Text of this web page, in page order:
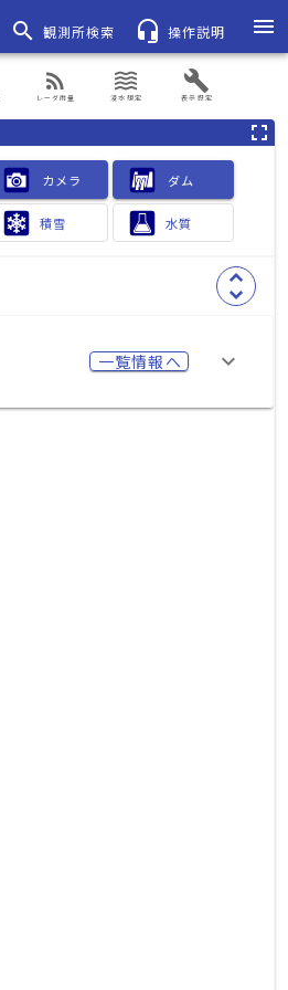
search 観測所検索 headset_mic 操作説明
menu
レーダ雨量
rss_feed
浸水想定
waves
表示設定
build
fullscreen
カメラ ダム
積雪 水質
unfold_more
一覧情報へ keyboard_arrow_down